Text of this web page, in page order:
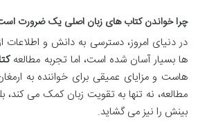
چرا خواندن کتاب های زبان اصلی یک ضرورت
در دنیای امروز، دسترسی به دانش و اطلاعات
ها بسیار آسان شده است، اما تجربه مطالعه
هاست و مزایای عمیقی برای خواننده به
مطالعه، نه تنها به تقویت زبان کمک می کند،
بینش را نیز می گشاید.